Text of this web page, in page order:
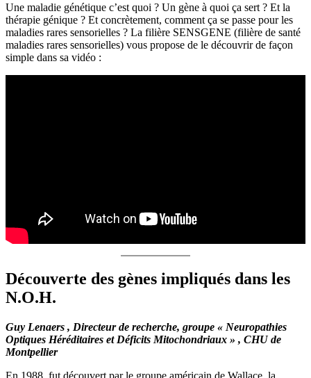
Une maladie génétique c’est quoi ? Un gène à quoi ça sert ? Et la
thérapie génique ? Et concrètement, comment ça se passe pour les
maladies rares sensorielles ? La filière SENSGENE (filière de santé
maladies rares sensorielles) vous propose de le découvrir de façon
simple dans sa vidéo :
Découverte des gènes impliqués dans les
N.O.H.
Guy Lenaers , Directeur de recherche, groupe « Neuropathies
Optiques Héréditaires et Déficits Mitochondriaux » , CHU de
Montpellier